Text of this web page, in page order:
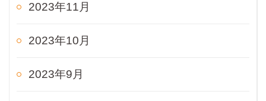
2023年11月
2023年10月
2023年9月